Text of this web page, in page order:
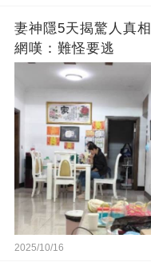
妻神隱5天揭驚人真
網嘆：難怪要逃
2025/10/16